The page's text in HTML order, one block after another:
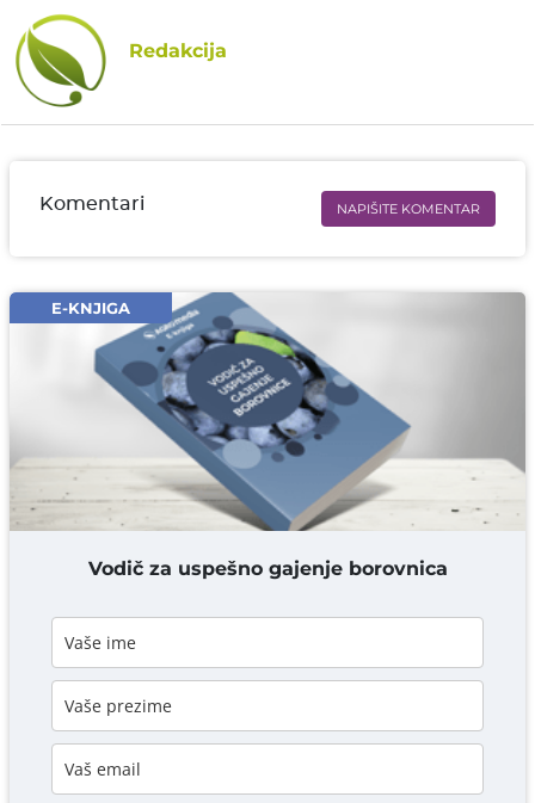
Redakcija
Komentari NAPIŠITE KOMENTAR
Email* obavezno
Komentar* obavezno
DODAJ KOMENTAR
E-KNJIGA
Vodič za uspešno gajenje borovnica